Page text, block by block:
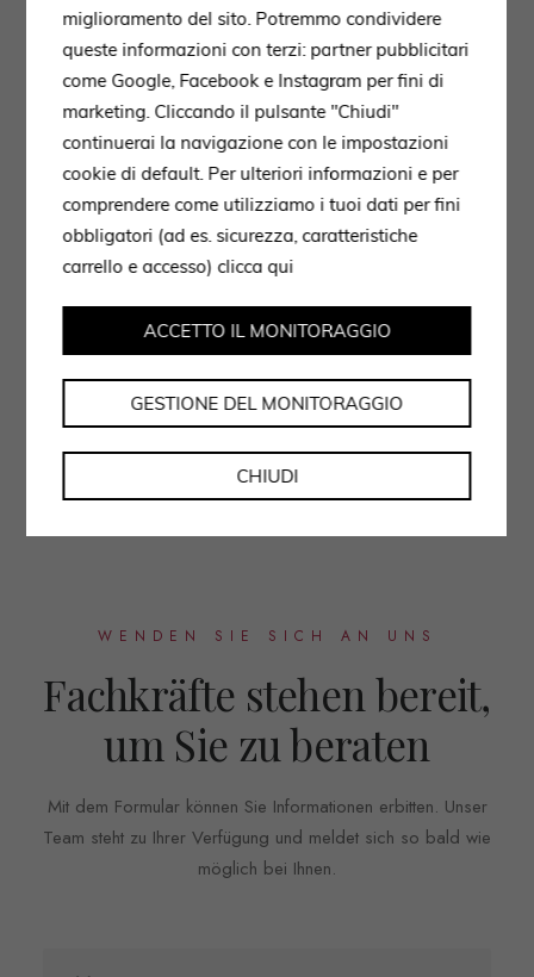
WENDEN SIE SICH AN UNS
Fachkräfte stehen bereit,
um Sie zu beraten
Mit dem Formular können Sie Informationen erbitten. Unser
Team steht zu Ihrer Verfügung und meldet sich so bald wie
möglich bei Ihnen.
miglioramento del sito. Potremmo condividere
queste informazioni con terzi: partner pubblicitari
come Google, Facebook e Instagram per fini di
marketing. Cliccando il pulsante "Chiudi"
continuerai la navigazione con le impostazioni
cookie di default. Per ulteriori informazioni e per
comprendere come utilizziamo i tuoi dati per fini
obbligatori (ad es. sicurezza, caratteristiche
carrello e accesso)clicca qui
CHIUDI
GESTIONE DEL MONITORAGGIO
ACCETTO IL MONITORAGGIO